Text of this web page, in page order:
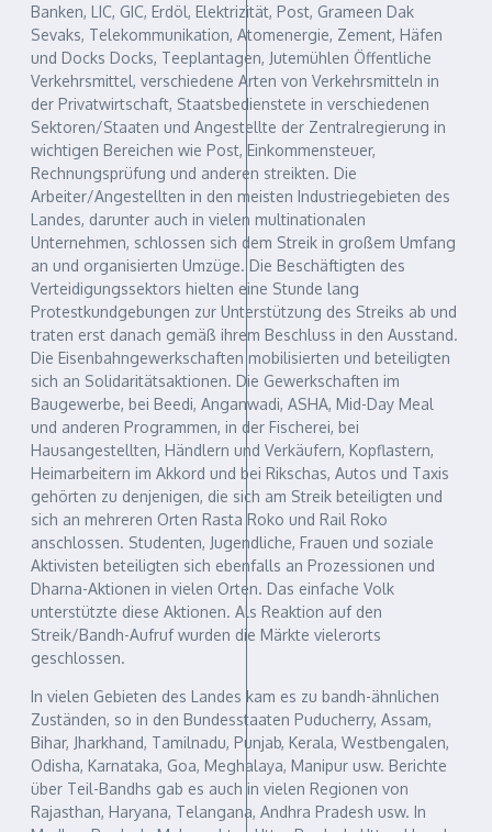
Banken, LIC, GIC, Erdöl, Elektrizität, Post, Grameen Dak
Sevaks, Telekommunikation, Atomenergie, Zement, Häfen
und Docks Docks, Teeplantagen, Jutemühlen Öffentliche
Verkehrsmittel, verschiedene Arten von Verkehrsmitteln in
der Privatwirtschaft, Staatsbedienstete in verschiedenen
Sektoren/Staaten und Angestellte der Zentralregierung in
wichtigen Bereichen wie Post, Einkommensteuer,
Rechnungsprüfung und anderen streikten. Die
Arbeiter/Angestellten in den meisten Industriegebieten des
Landes, darunter auch in vielen multinationalen
Unternehmen, schlossen sich dem Streik in großem Umfang
an und organisierten Umzüge. Die Beschäftigten des
Verteidigungssektors hielten eine Stunde lang
Protestkundgebungen zur Unterstützung des Streiks ab und
traten erst danach gemäß ihrem Beschluss in den Ausstand.
Die Eisenbahngewerkschaften mobilisierten und beteiligten
sich an Solidaritätsaktionen. Die Gewerkschaften im
Baugewerbe, bei Beedi, Anganwadi, ASHA, Mid-Day Meal
und anderen Programmen, in der Fischerei, bei
Hausangestellten, Händlern und Verkäufern, Kopflastern,
Heimarbeitern im Akkord und bei Rikschas, Autos und Taxis
gehörten zu denjenigen, die sich am Streik beteiligten und
sich an mehreren Orten Rasta Roko und Rail Roko
anschlossen. Studenten, Jugendliche, Frauen und soziale
Aktivisten beteiligten sich ebenfalls an Prozessionen und
Dharna-Aktionen in vielen Orten. Das einfache Volk
unterstützte diese Aktionen. Als Reaktion auf den
Streik/Bandh-Aufruf wurden die Märkte vielerorts
geschlossen.
In vielen Gebieten des Landes kam es zu bandh-ähnlichen
Zuständen, so in den Bundesstaaten Puducherry, Assam,
Bihar, Jharkhand, Tamilnadu, Punjab, Kerala, Westbengalen,
Odisha, Karnataka, Goa, Meghalaya, Manipur usw. Berichte
über Teil-Bandhs gab es auch in vielen Regionen von
Rajasthan, Haryana, Telangana, Andhra Pradesh usw. In